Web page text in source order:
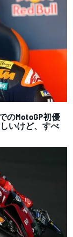
のMotoGP初優
いけど、すべ